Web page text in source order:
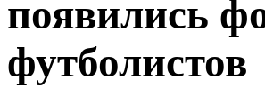
появились
футболистов